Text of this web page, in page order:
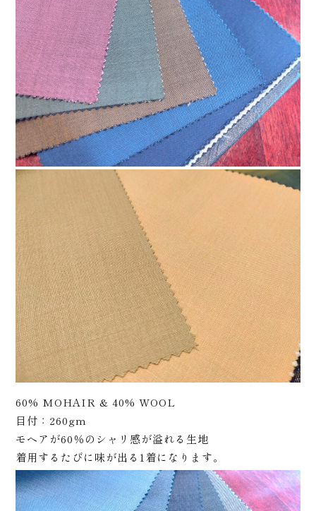
プラ
60% MOHAIR & 40% WOOL
目付：260gm
モヘアが60％のシャリ感が溢れる生地
着用するたびに味が出る1着になります。